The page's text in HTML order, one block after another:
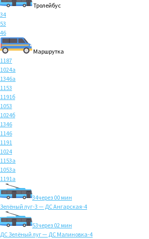
Тролейбус
34
53
46
Маршрутка
1187
1024а
1346а
1153
1191б
1053
1024б
1346
1146
1191
1024
1153а
1053а
1191а
34через 00 мин
Зелёный луг-3 — ДС Ангарская-4
53через 02 мин
ДС Зелёный луг — ДС Малиновка-4